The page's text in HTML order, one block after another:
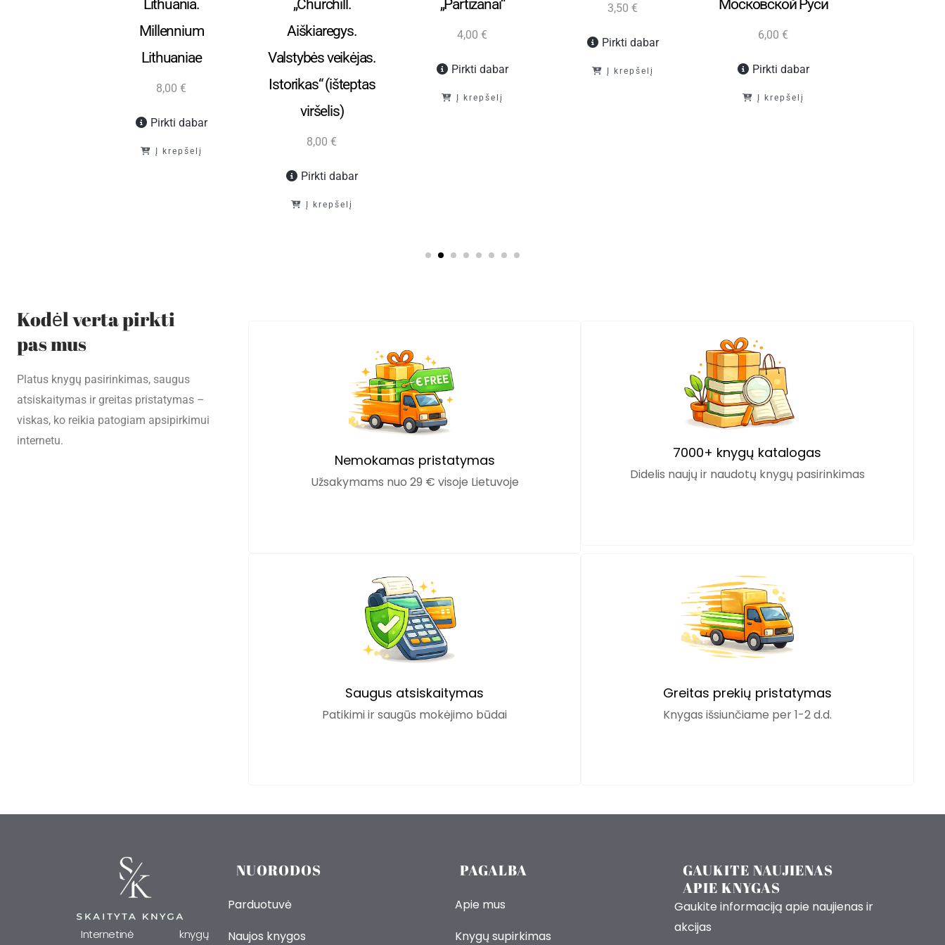
Lithuania.
Millennium
Lithuaniae
8,00€
Pirkti dabar
Į krepšelį
„Churchill.
Aiškiaregys.
Valstybės veikėjas.
Istorikas“ (išteptas
viršelis)
8,00€
Pirkti dabar
Į krepšelį
„Partizanai“
4,00€
Pirkti dabar
Į krepšelį
3,50€
Pirkti dabar
Į krepšelį
Московской Pуси
6,00€
Pirkti dabar
Į krepšelį
Kodėl verta pirkti
pas mus
Platus knygų pasirinkimas, saugus
atsiskaitymas ir greitas pristatymas –
viskas, ko reikia patogiam apsipirkimui
internetu.
Nemokamas pristatymas
Užsakymams nuo 29 € visoje Lietuvoje
7000+ knygų katalogas
Didelis naujų ir naudotų knygų pasirinkimas
Saugus atsiskaitymas
Patikimi ir saugūs mokėjimo būdai
Greitas prekių pristatymas
Knygas išsiunčiame per 1-2 d.d.
Internetinė knygų
NUORODOS
Parduotuvė
Naujos knygos
PAGALBA
Apie mus
Knygų supirkimas
GAUKITE NAUJIENAS
APIE KNYGAS
Gaukite informaciją apie naujienas ir
akcijas